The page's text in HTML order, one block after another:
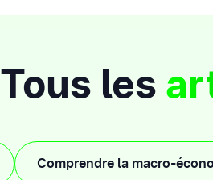
Tous les
Comprendre la macro-